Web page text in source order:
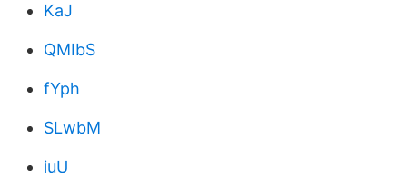
KaJ
QMIbS
fYph
SLwbM
iuU